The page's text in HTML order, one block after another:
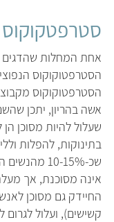
סטרפטקוקוס
אחת המחלות שהדגים
הסטרפטוקוקוס
אשה בהריון, יתכן
שעלול להיות מסוכן הן
בתינוקות, להפלות
שכ-10-
אינה מסוכנת, אך
החיידק גם מסוכן
קשישים), ועלול